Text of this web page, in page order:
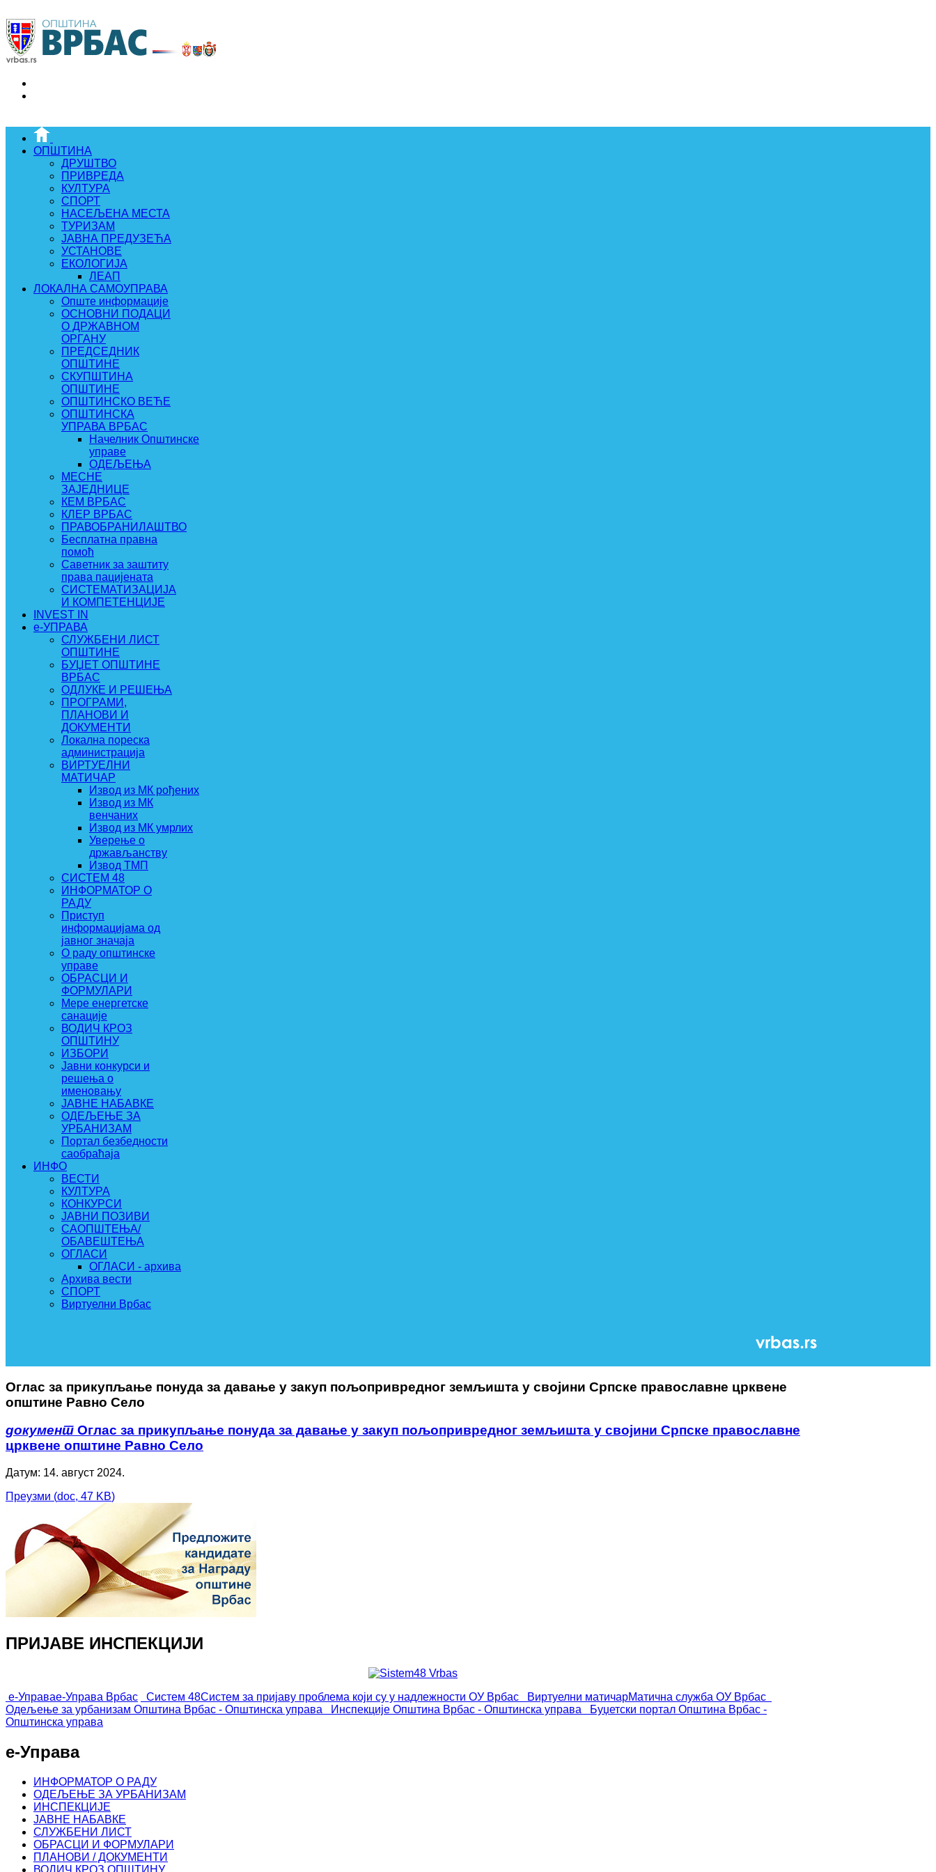
ОПШТИНА
ДРУШТВО
ПРИВРЕДА
КУЛТУРА
СПОРТ
НАСЕЉЕНА МЕСТА
ТУРИЗАМ
ЈАВНА ПРЕДУЗЕЋА
УСТАНОВЕ
ЕКОЛОГИЈА
ЛЕАП
ЛОКАЛНА САМОУПРАВА
Опште информације
ОСНОВНИ ПОДАЦИ
О ДРЖАВНОМ
ОРГАНУ
ПРЕДСЕДНИК
ОПШТИНЕ
СКУПШТИНА
ОПШТИНЕ
ОПШТИНСКО ВЕЋЕ
ОПШТИНСКА
УПРАВА ВРБАС
Начелник Општинске
управе
ОДЕЉЕЊА
МЕСНЕ
ЗАЈЕДНИЦЕ
КЕМ ВРБАС
КЛЕР ВРБАС
ПРАВОБРАНИЛАШТВО
Бесплатна правна
помоћ
Саветник за заштиту
права пацијената
СИСТЕМАТИЗАЦИЈА
И КОМПЕТЕНЦИЈЕ
INVEST IN
e-УПРАВА
СЛУЖБЕНИ ЛИСТ
ОПШТИНЕ
БУЏЕТ ОПШТИНЕ
ВРБАС
ОДЛУКЕ И РЕШЕЊА
ПРОГРАМИ,
ПЛАНОВИ И
ДОКУМЕНТИ
Локална пореска
администрација
ВИРТУЕЛНИ
МАТИЧАР
Извод из МК рођених
Извод из МК
венчаних
Извод из МК умрлих
Уверење о
држављанству
Извод ТМП
СИСТЕМ 48
ИНФОРМАТОР О
РАДУ
Приступ
информацијама од
јавног значаја
О раду општинске
управе
ОБРАСЦИ И
ФОРМУЛАРИ
Мере енергетске
санације
ВОДИЧ КРОЗ
ОПШТИНУ
ИЗБОРИ
Јавни конкурси и
решења о
именовању
ЈАВНЕ НАБАВКЕ
ОДЕЉЕЊЕ ЗА
УРБАНИЗАМ
Портал безбедности
саобраћаја
ИНФО
ВЕСТИ
КУЛТУРА
КОНКУРСИ
ЈАВНИ ПОЗИВИ
САОПШТЕЊА/
ОБАВЕШТЕЊА
ОГЛАСИ
ОГЛАСИ - архива
Архива вести
СПОРТ
Виртуелни Врбас
Оглас за прикупљање понуда за давање у закуп пољопривредног земљишта у својини Српске православне црквене
општине Равно Село
документ Оглас за прикупљање понуда за давање у закуп пољопривредног земљишта у својини Српске православне
црквене општине Равно Село
Датум: 14. август 2024.
Преузми (doc, 47 KB)
ПРИЈАВЕ ИНСПЕКЦИЈИ
е-Управае-Управа Врбас Систем 48Систем за пријаву проблема који су у надлежности ОУ Врбас Виртуелни матичарМатична служба ОУ Врбас
Одељење за урбанизам Општина Врбас - Општинска управа Инспекције Општина Врбас - Општинска управа Буџетски портал Општина Врбас -
Општинска управа
е-Управа
ИНФОРМАТОР О РАДУ
ОДЕЉЕЊЕ ЗА УРБАНИЗАМ
ИНСПЕКЦИЈЕ
ЈАВНЕ НАБАВКЕ
СЛУЖБЕНИ ЛИСТ
ОБРАСЦИ И ФОРМУЛАРИ
ПЛАНОВИ / ДОКУМЕНТИ
ВОДИЧ КРОЗ ОПШТИНУ